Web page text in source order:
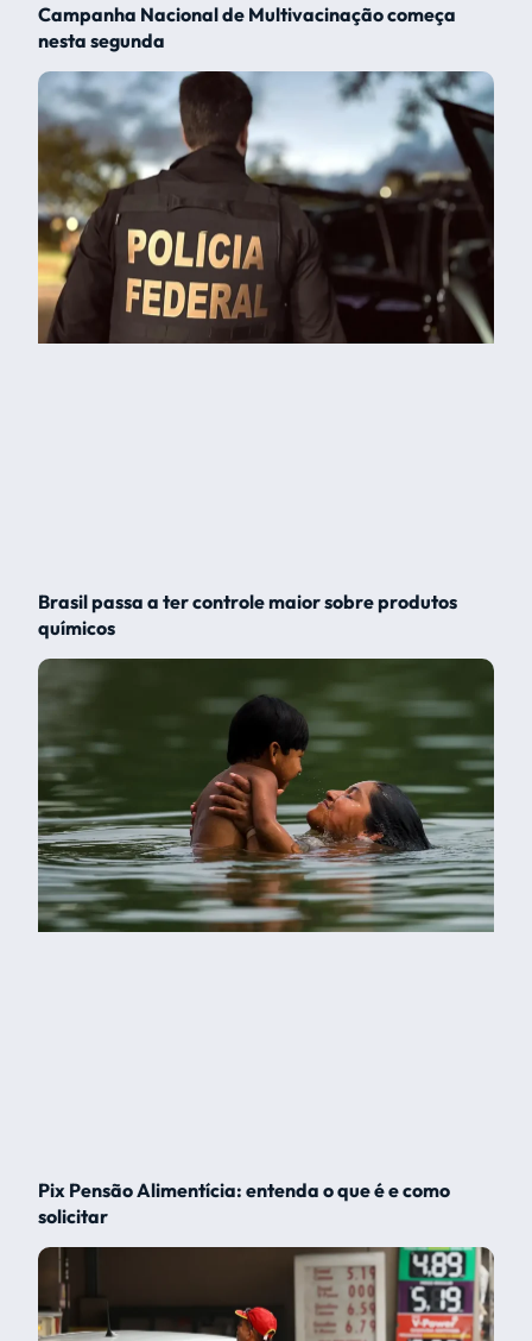
Campanha Nacional de Multivacinação começa
nesta segunda
Brasil passa a ter controle maior sobre produtos
químicos
Pix Pensão Alimentícia: entenda o que é e como
solicitar